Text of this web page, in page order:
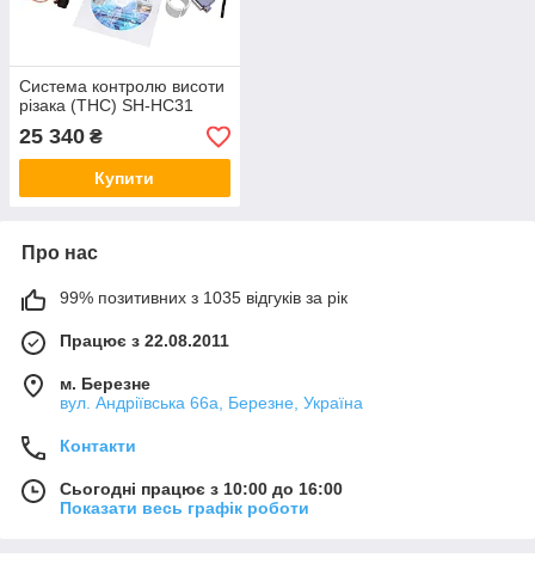
Система контролю висоти
різака (THC) SH-HC31
25 340 ₴
Купити
Про нас
99% позитивних з 1035 відгуків за рік
Працює з 22.08.2011
м. Березне
вул. Андріївська 66а, Березне, Україна
Контакти
Сьогодні працює з 10:00 до 16:00
Показати весь графік роботи